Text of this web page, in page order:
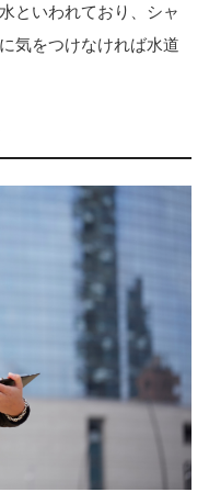
といわれており、シャ
気をつけなければ水道